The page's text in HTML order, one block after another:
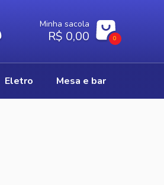
Minha sacola
R$ 0,00 0
eletro mesa e bar